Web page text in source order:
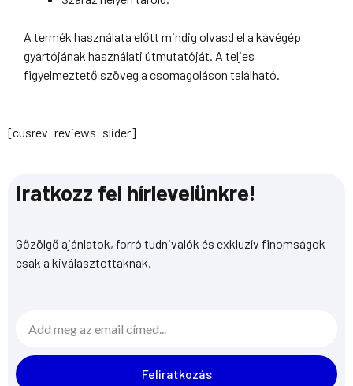
A termék használata előtt mindig olvasd el a kávégép
gyártójának használati útmutatóját. A teljes
figyelmeztető szöveg a csomagoláson található.
[cusrev_reviews_slider]
Iratkozz fel hírlevelünkre!
Gőzölgő ajánlatok, forró tudnivalók és exkluzív finomságok
csak a kiválasztottaknak.
Feliratkozás